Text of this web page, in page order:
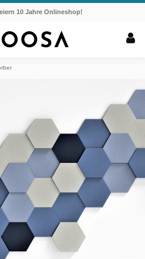
10 Jahre Onlineshop!